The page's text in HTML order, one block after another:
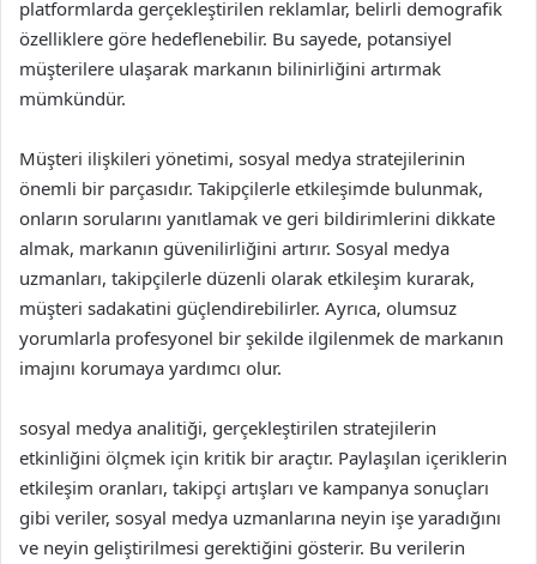
platformlarda gerçekleştirilen reklamlar, belirli demografik
özelliklere göre hedeflenebilir. Bu sayede, potansiyel
müşterilere ulaşarak markanın bilinirliğini artırmak
mümkündür.
Müşteri ilişkileri yönetimi, sosyal medya stratejilerinin
önemli bir parçasıdır. Takipçilerle etkileşimde bulunmak,
onların sorularını yanıtlamak ve geri bildirimlerini dikkate
almak, markanın güvenilirliğini artırır. Sosyal medya
uzmanları, takipçilerle düzenli olarak etkileşim kurarak,
müşteri sadakatini güçlendirebilirler. Ayrıca, olumsuz
yorumlarla profesyonel bir şekilde ilgilenmek de markanın
imajını korumaya yardımcı olur.
sosyal medya analitiği, gerçekleştirilen stratejilerin
etkinliğini ölçmek için kritik bir araçtır. Paylaşılan içeriklerin
etkileşim oranları, takipçi artışları ve kampanya sonuçları
gibi veriler, sosyal medya uzmanlarına neyin işe yaradığını
ve neyin geliştirilmesi gerektiğini gösterir. Bu verilerin